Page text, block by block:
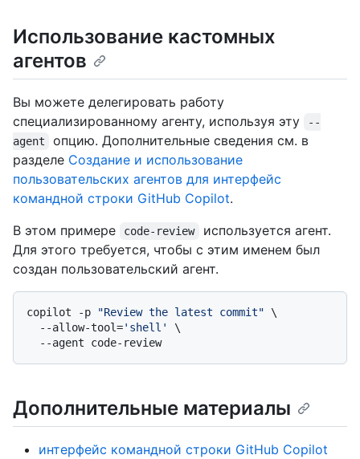
Использование кастомных
агентов
Вы можете делегировать работу
специализированному агенту, используя эту
--
agent
опцию. Дополнительные сведения см. в
разделе Создание и использование
пользовательских агентов для интерфейс
командной строки GitHub Copilot.
В этом примере
code-review
используется агент.
Для этого требуется, чтобы с этим именем был
создан пользовательский агент.
copilot -p "Review the latest commit" \
  --allow-tool=
'shell'
\
Дополнительные материалы
интерфейс командной строки GitHub Copilot